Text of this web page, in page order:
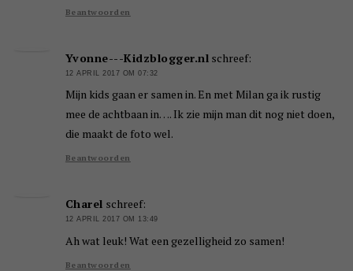
Beantwoorden
Yvonne---Kidzblogger.nl schreef:
12 APRIL 2017 OM 07:32
Mijn kids gaan er samen in. En met Milan ga ik rustig
mee de achtbaan in…. Ik zie mijn man dit nog niet doen,
die maakt de foto wel.
Beantwoorden
Charel schreef:
12 APRIL 2017 OM 13:49
Ah wat leuk! Wat een gezelligheid zo samen!
Beantwoorden